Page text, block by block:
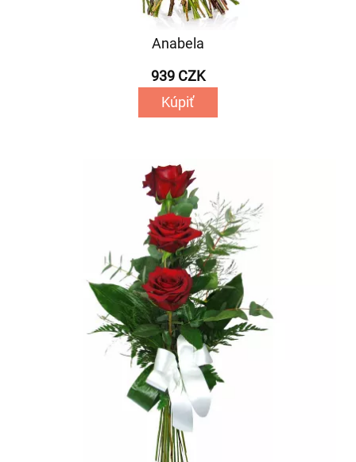
Anabela
939 CZK
Kúpiť